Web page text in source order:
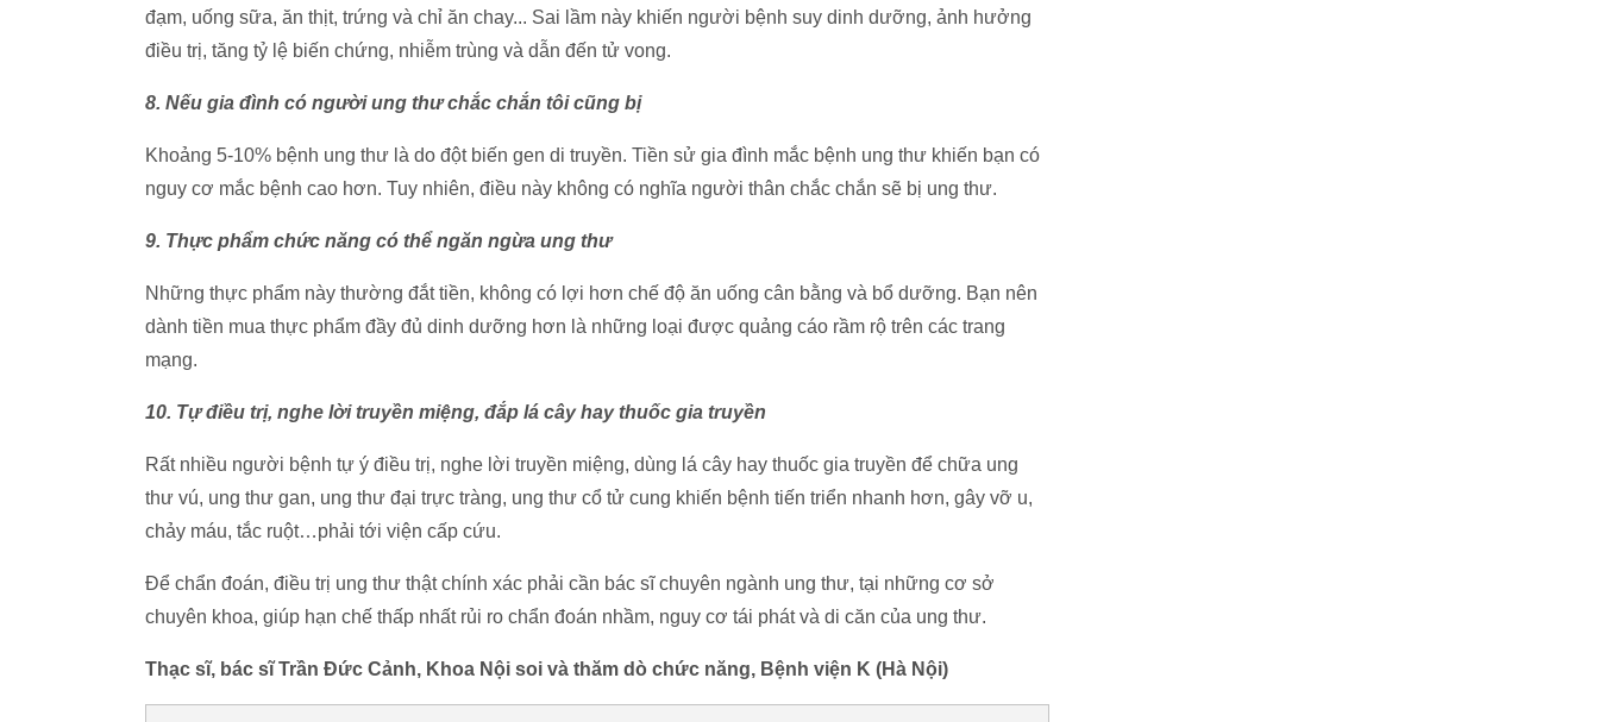
đạm, uống sữa, ăn thịt, trứng và chỉ ăn chay... Sai lầm này khiến người bệnh suy dinh dưỡng, ảnh hưởng
điều trị, tăng tỷ lệ biến chứng, nhiễm trùng và dẫn đến tử vong.
8. Nếu gia đình có người ung thư chắc chắn tôi cũng bị
Khoảng 5-10% bệnh ung thư là do đột biến gen di truyền. Tiền sử gia đình mắc bệnh ung thư khiến bạn có
nguy cơ mắc bệnh cao hơn. Tuy nhiên, điều này không có nghĩa người thân chắc chắn sẽ bị ung thư.
9. Thực phẩm chức năng có thể ngăn ngừa ung thư
Những thực phẩm này thường đắt tiền, không có lợi hơn chế độ ăn uống cân bằng và bổ dưỡng. Bạn nên
dành tiền mua thực phẩm đầy đủ dinh dưỡng hơn là những loại được quảng cáo rầm rộ trên các trang
mạng.
10. Tự điều trị, nghe lời truyền miệng, đắp lá cây hay thuốc gia truyền
Rất nhiều người bệnh tự ý điều trị, nghe lời truyền miệng, dùng lá cây hay thuốc gia truyền để chữa ung
thư vú, ung thư gan, ung thư đại trực tràng, ung thư cổ tử cung khiến bệnh tiến triển nhanh hơn, gây vỡ u,
chảy máu, tắc ruột…phải tới viện cấp cứu.
Để chẩn đoán, điều trị ung thư thật chính xác phải cần bác sĩ chuyên ngành ung thư, tại những cơ sở
chuyên khoa, giúp hạn chế thấp nhất rủi ro chẩn đoán nhầm, nguy cơ tái phát và di căn của ung thư.
Thạc sĩ, bác sĩ Trần Đức Cảnh, Khoa Nội soi và thăm dò chức năng, Bệnh viện K (Hà Nội)